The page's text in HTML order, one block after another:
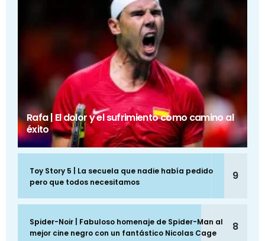
Rafa | El dolor y el sufrimiento como camino al
éxito
Toy Story 5 | La secuela que nadie había pedido
pero que todos necesitamos
9
Spider-Noir | Fabuloso homenaje de Spider-Man al
mejor cine negro con un fantástico Nicolas Cage
8